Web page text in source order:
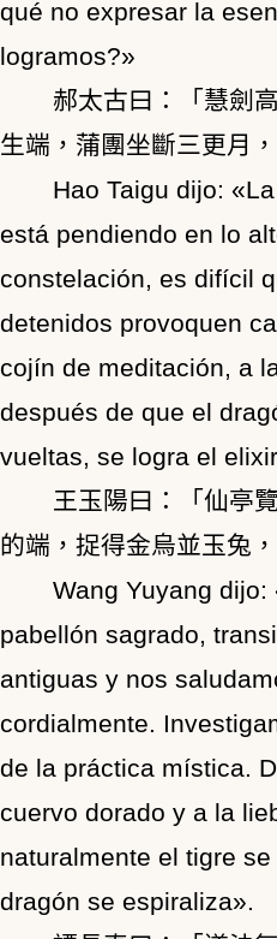
qué no expresar la
logramos?»
郝太古曰：「慧劍
生端，蒲團坐斷三更月
Hao Taigu dijo:
está pendiendo en lo
constelación, es difícil
detenidos provoquen
cojín de meditación, a
después de que el
vueltas, se logra el
王玉陽曰：「仙亭
的端，捉得金烏並玉兔
Wang Yuyang
pabellón sagrado,
antiguas y nos
cordialmente.
de la práctica mística.
cuervo dorado y a la
naturalmente el tigre
dragón se espiraliza».